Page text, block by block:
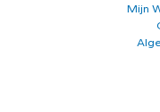
Mijn